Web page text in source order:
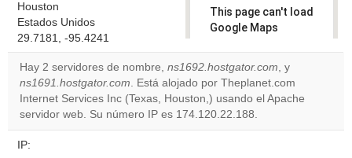
Houston
Estados Unidos
29.7181, -95.4241
This page can't load
Google Maps
Do you
own this
website?
Hay 2 servidores de nombre, ns1692.hostgator.com, y
ns1691.hostgator.com. Está alojado por Theplanet.com
Internet Services Inc (Texas, Houston,) usando el Apache
servidor web. Su número IP es 174.120.22.188.
IP: